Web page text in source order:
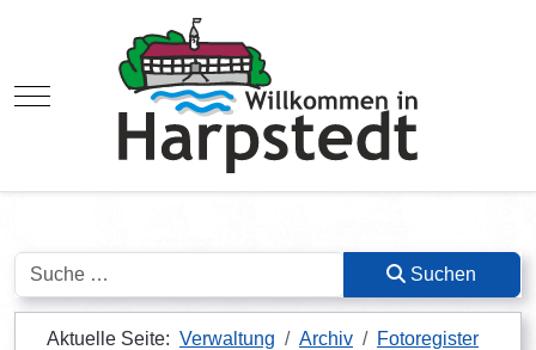
Mobile Menu Toggle
Suchen Suchen
Aktuelle Seite: Verwaltung Archiv
Fotoregister